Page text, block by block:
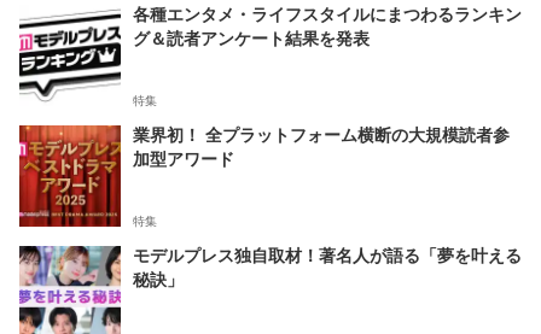
各種エンタメ・ライフスタイルにまつわるランキン
グ＆読者アンケート結果を発表
特集
業界初！ 全プラットフォーム横断の大規模読者参
加型アワード
特集
モデルプレス独自取材！著名人が語る「夢を叶える
秘訣」